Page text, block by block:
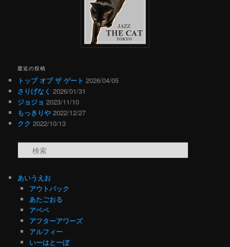
最近の投稿
トップ オブ ザ ゲート 2026/04/05
さりげなく 2026/01/31
ジョジョ 2023/11/10
もっきりや 2022/12/27
クク 2022/10/13
あいうえお
アウトバック
あたごおる
アベベ
アフターアワーズ
アルフィー
いーはとーぼ